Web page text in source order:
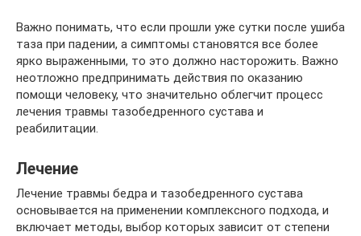
Важно понимать, что если прошли уже сутки после ушиба
таза при падении, а симптомы становятся все более
ярко выраженными, то это должно насторожить. Важно
неотложно предпринимать действия по оказанию
помощи человеку, что значительно облегчит процесс
лечения травмы тазобедренного сустава и
реабилитации.
Лечение
Лечение травмы бедра и тазобедренного сустава
основывается на применении комплексного подхода, и
включает методы, выбор которых зависит от степени